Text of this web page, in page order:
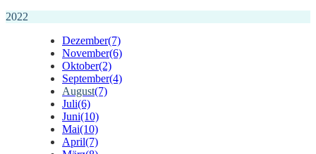
2022
Dezember(7)
November(6)
Oktober(2)
September(4)
August(7)
Juli(6)
Juni(10)
Mai(10)
April(7)